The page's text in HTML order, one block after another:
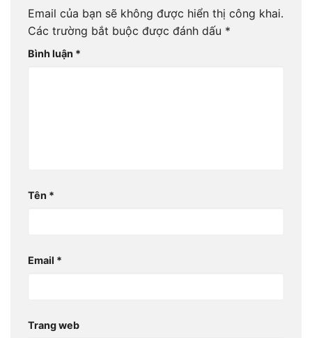
Email của bạn sẽ không được hiển thị công khai.
Các trường bắt buộc được đánh dấu *
Bình luận *
Tên *
Email *
Trang web